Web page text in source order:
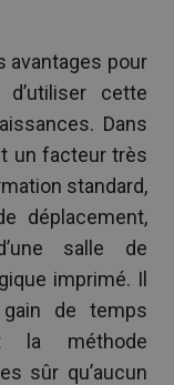
avantages pour
cette
Dans
un facteur très
standard,
déplacement,
salle de
imprimé. Il
de temps
la méthode
sûr qu’aucun